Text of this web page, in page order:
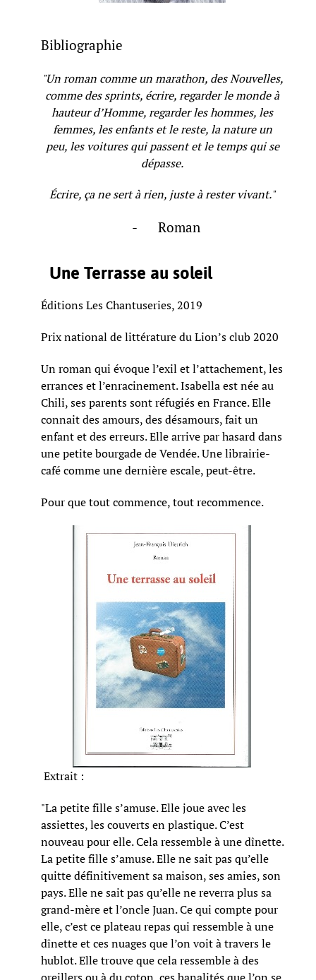
Bibliographie
"Un roman comme un marathon, des Nouvelles,
comme des sprints, écrire, regarder le monde à
hauteur d’Homme, regarder les hommes, les
femmes, les enfants et le reste, la nature un
peu, les voitures qui passent et le temps qui se
dépasse.
Écrire, ça ne sert à rien, juste à rester vivant."
- Roman
Une Terrasse au soleil
Éditions Les Chantuseries, 2019
Prix national de littérature du Lion’s club 2020
Un roman qui évoque l’exil et l’attachement, les
errances et l’enracinement. Isabella est née au
Chili, ses parents sont réfugiés en France. Elle
connait des amours, des désamours, fait un
enfant et des erreurs. Elle arrive par hasard dans
une petite bourgade de Vendée. Une librairie-
café comme une dernière escale, peut-être.
Pour que tout commence, tout recommence.
Extrait :
"La petite fille s’amuse. Elle joue avec les
assiettes, les couverts en plastique. C’est
nouveau pour elle. Cela ressemble à une dînette.
La petite fille s’amuse. Elle ne sait pas qu’elle
quitte définitivement sa maison, ses amies, son
pays. Elle ne sait pas qu’elle ne reverra plus sa
grand-mère et l’oncle Juan. Ce qui compte pour
elle, c’est ce plateau repas qui ressemble à une
dînette et ces nuages que l’on voit à travers le
hublot. Elle trouve que cela ressemble à des